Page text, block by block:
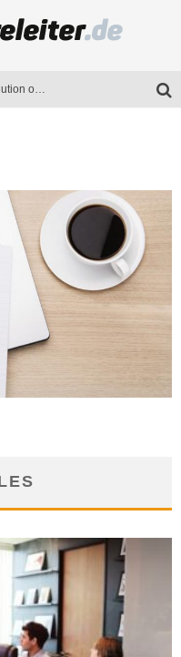
KI im Bildungswesen: Revolution oder Risiko für Schulen und Universitäten?